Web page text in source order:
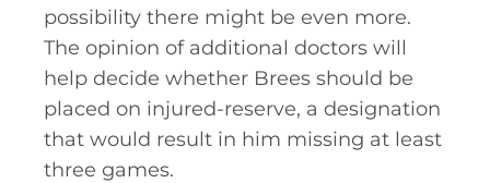
possibility there might be even more.
The opinion of additional doctors will
help decide whether Brees should be
placed on injured-reserve, a designation
that would result in him missing at least
three games.